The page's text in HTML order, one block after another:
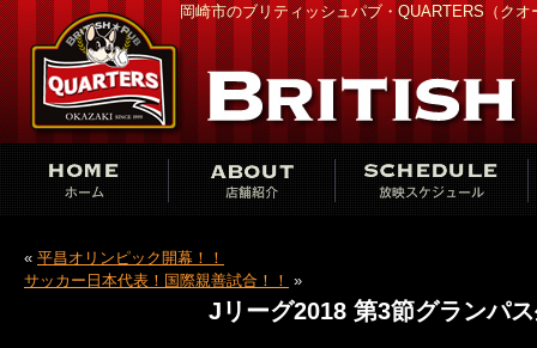
岡崎市のブリティッシュパブ・QUARTERS（クオ
« 平昌オリンピック開幕！！
サッカー日本代表！国際親善試合！！ »
Jリーグ2018 第3節グランパ